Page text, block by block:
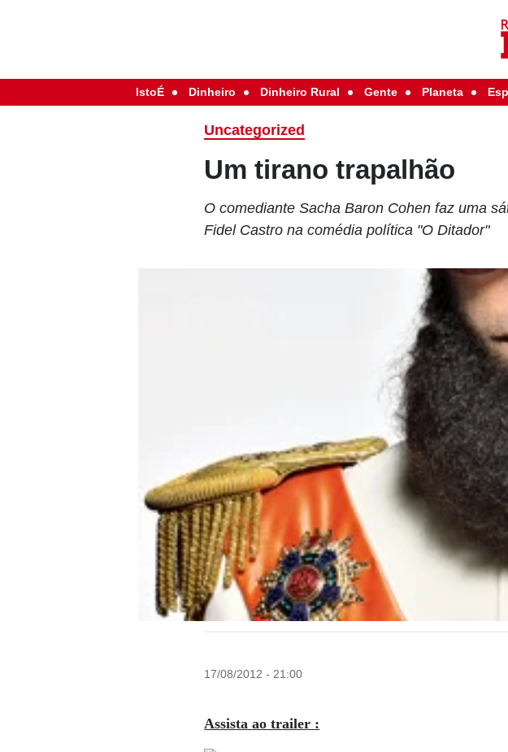
IstoÉ Dinheiro Dinheiro Rural Gente Planeta
Uncategorized
Um tirano trapalhão
O comediante Sacha Baron Cohen faz uma
Fidel Castro na comédia política "O Ditador"
17/08/2012 - 21:00
Assista ao trailer :